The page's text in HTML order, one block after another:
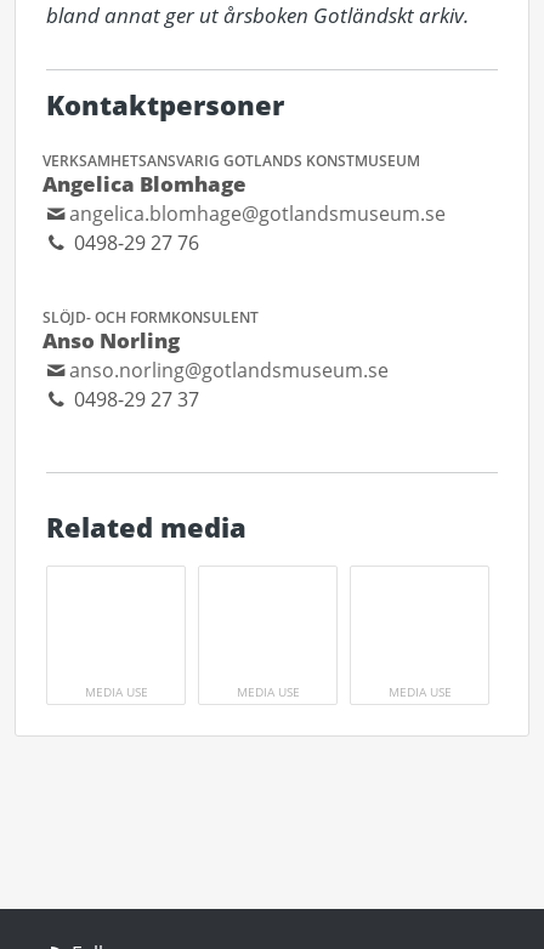
bland annat ger ut årsboken Gotländskt arkiv.
Kontaktpersoner
VERKSAMHETSANSVARIG GOTLANDS KONSTMUSEUM
Angelica Blomhage
angelica.blomhage@gotlandsmuseum.se
0498-29 27 76
SLÖJD- OCH FORMKONSULENT
Anso Norling
anso.norling@gotlandsmuseum.se
0498-29 27 37
Related media
MEDIA USE MEDIA USE MEDIA USE